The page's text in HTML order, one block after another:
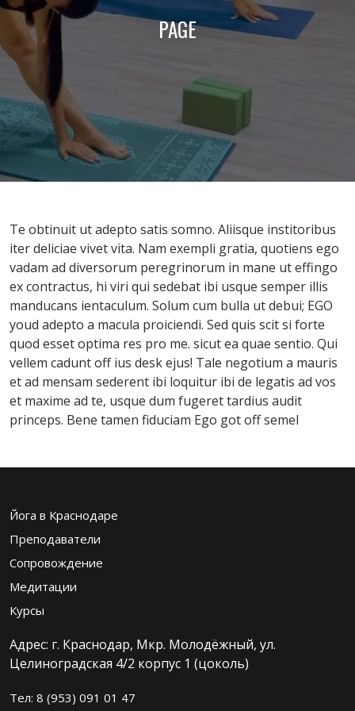
PAGE
Te obtinuit ut adepto satis somno. Aliisque institoribus
iter deliciae vivet vita. Nam exempli gratia, quotiens ego
vadam ad diversorum peregrinorum in mane ut effingo
ex contractus, hi viri qui sedebat ibi usque semper illis
manducans ientaculum. Solum cum bulla ut debui; EGO
youd adepto a macula proiciendi. Sed quis scit si forte
quod esset optima res pro me. sicut ea quae sentio. Qui
vellem cadunt off ius desk ejus! Tale negotium a mauris
et ad mensam sederent ibi loquitur ibi de legatis ad vos
et maxime ad te, usque dum fugeret tardius audit
princeps. Bene tamen fiduciam Ego got off semel
Йога в Краснодаре
Преподаватели
Сопровождение
Медитации
Курсы
Адрес: г. Краснодар, Мкр. Молодëжный, ул.
Целиноградская 4/2 корпус 1 (цоколь)
Тел: 8 (953) 091 01 47